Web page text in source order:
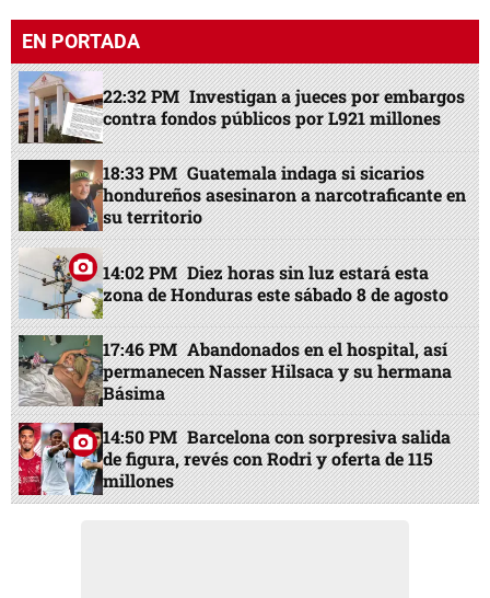
EN PORTADA
22:32 PM Investigan a jueces por embargos
contra fondos públicos por L921 millones
18:33 PM Guatemala indaga si sicarios
hondureños asesinaron a narcotraficante en
su territorio
14:02 PM Diez horas sin luz estará esta
zona de Honduras este sábado 8 de agosto
17:46 PM Abandonados en el hospital, así
permanecen Nasser Hilsaca y su hermana
Básima
14:50 PM Barcelona con sorpresiva salida
de figura, revés con Rodri y oferta de 115
millones